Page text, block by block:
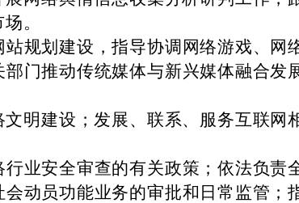
。
规划建设，指导协调网络游戏、网
门推动传统媒体与新兴媒体融合发
明建设；发展、联系、服务互联网
业安全审查的有关政策；依法负责
动员功能业务的审批和日常监管；